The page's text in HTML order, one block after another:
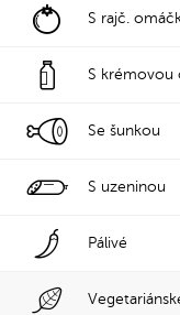
S rajč.
S krémovou
Se šunkou
S uzeninou
Pálivé